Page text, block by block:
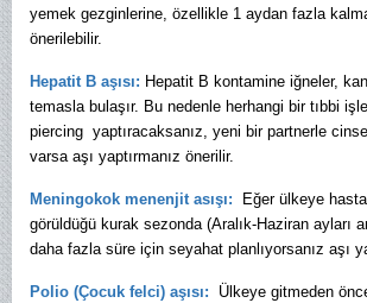
yemek gezginlerine, özellikle 1 aydan fazla
önerilebilir.
Hepatit B aşısı: Hepatit B kontamine iğneler,
temasla bulaşır. Bu nedenle herhangi bir tıbbi
piercing yaptıracaksanız, yeni bir partnerle
varsa aşı yaptırmanız önerilir.
Meningokok menenjit asışı:
Eğer ülkeye
görüldüğü kurak sezonda (Aralık-Haziran ayları
daha fazla süre için seyahat planlıyorsanız aşı
Polio (Çocuk felci) aşısı:
Ülkeye gitmeden